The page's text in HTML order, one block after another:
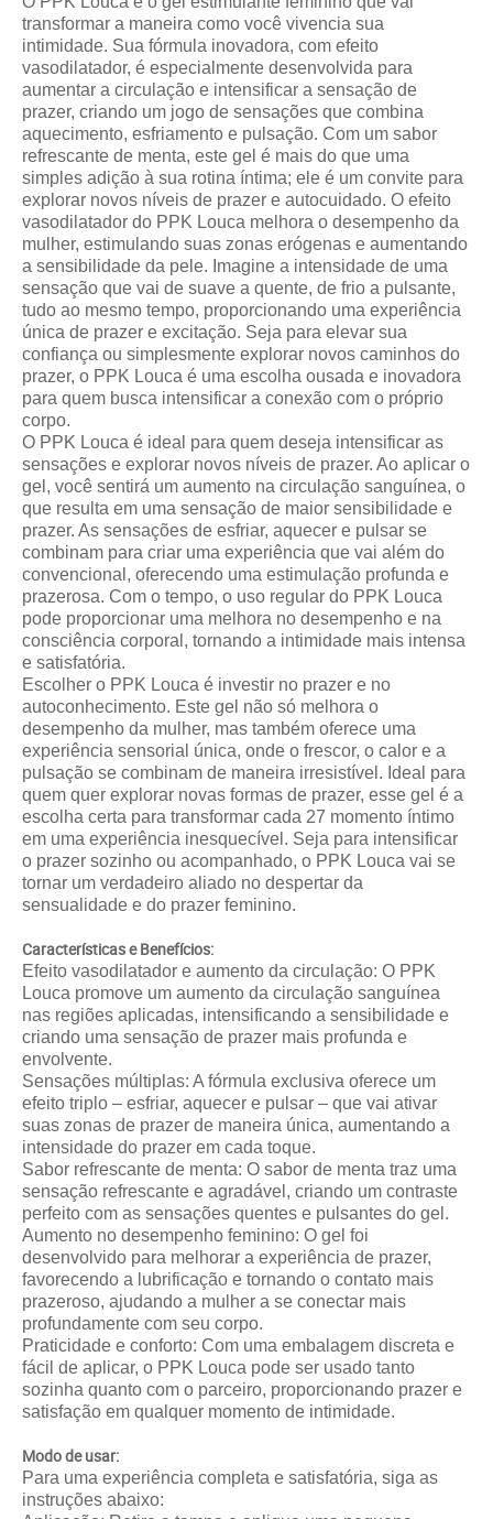
transformar a maneira como você vivencia sua
intimidade. Sua fórmula inovadora, com efeito
vasodilatador, é especialmente desenvolvida para
aumentar a circulação e intensificar a sensação de
prazer, criando um jogo de sensações que combina
aquecimento, esfriamento e pulsação. Com um sabor
refrescante de menta, este gel é mais do que uma
simples adição à sua rotina íntima; ele é um convite para
explorar novos níveis de prazer e autocuidado. O efeito
vasodilatador do PPK Louca melhora o desempenho da
mulher, estimulando suas zonas erógenas e aumentando
a sensibilidade da pele. Imagine a intensidade de uma
sensação que vai de suave a quente, de frio a pulsante,
tudo ao mesmo tempo, proporcionando uma experiência
única de prazer e excitação. Seja para elevar sua
confiança ou simplesmente explorar novos caminhos do
prazer, o PPK Louca é uma escolha ousada e inovadora
para quem busca intensificar a conexão com o próprio
corpo.
O PPK Louca é ideal para quem deseja intensificar as
sensações e explorar novos níveis de prazer. Ao aplicar o
gel, você sentirá um aumento na circulação sanguínea, o
que resulta em uma sensação de maior sensibilidade e
prazer. As sensações de esfriar, aquecer e pulsar se
combinam para criar uma experiência que vai além do
convencional, oferecendo uma estimulação profunda e
prazerosa. Com o tempo, o uso regular do PPK Louca
pode proporcionar uma melhora no desempenho e na
consciência corporal, tornando a intimidade mais intensa
e satisfatória.
Escolher o PPK Louca é investir no prazer e no
autoconhecimento. Este gel não só melhora o
desempenho da mulher, mas também oferece uma
experiência sensorial única, onde o frescor, o calor e a
pulsação se combinam de maneira irresistível. Ideal para
quem quer explorar novas formas de prazer, esse gel é a
escolha certa para transformar cada 27 momento íntimo
em uma experiência inesquecível. Seja para intensificar
o prazer sozinho ou acompanhado, o PPK Louca vai se
tornar um verdadeiro aliado no despertar da
sensualidade e do prazer feminino.
Características e Benefícios:
Efeito vasodilatador e aumento da circulação: O PPK
Louca promove um aumento da circulação sanguínea
nas regiões aplicadas, intensificando a sensibilidade e
criando uma sensação de prazer mais profunda e
envolvente.
Sensações múltiplas: A fórmula exclusiva oferece um
efeito triplo – esfriar, aquecer e pulsar – que vai ativar
suas zonas de prazer de maneira única, aumentando a
intensidade do prazer em cada toque.
Sabor refrescante de menta: O sabor de menta traz uma
sensação refrescante e agradável, criando um contraste
perfeito com as sensações quentes e pulsantes do gel.
Aumento no desempenho feminino: O gel foi
desenvolvido para melhorar a experiência de prazer,
favorecendo a lubrificação e tornando o contato mais
prazeroso, ajudando a mulher a se conectar mais
profundamente com seu corpo.
Praticidade e conforto: Com uma embalagem discreta e
fácil de aplicar, o PPK Louca pode ser usado tanto
sozinha quanto com o parceiro, proporcionando prazer e
satisfação em qualquer momento de intimidade.
Modo de usar:
Para uma experiência completa e satisfatória, siga as
instruções abaixo: